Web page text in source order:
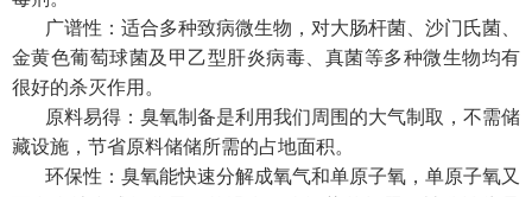
广谱性：适合多种致病微生物，对大肠杆菌、沙门氏菌、
金黄色葡萄球菌及甲乙型肝炎病毒、真菌等多种微生物均有
很好的杀灭作用。
原料易得：臭氧制备是利用我们周围的大气制取，不需储
藏设施，节省原料储储所需的占地面积。
环保性：臭氧能快速分解成氧气和单原子氧，单原子氧又